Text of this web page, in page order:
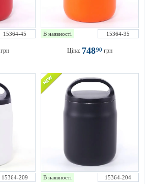
15364-45
грн
В наявності 15364-35
Ціна: 74890 грн
15364-209 В наявності 15364-204